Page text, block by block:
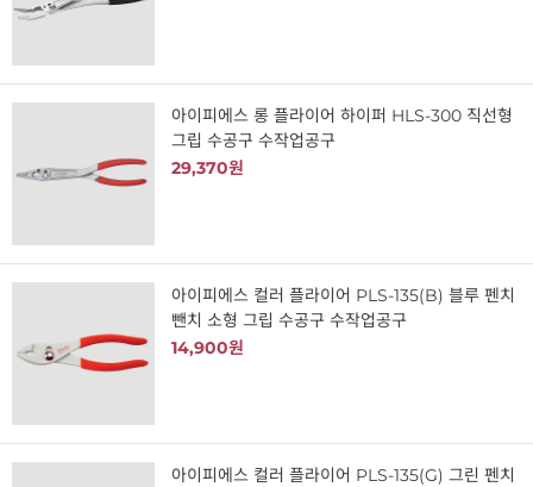
아이피에스 롱 플라이어 하이퍼 HLS-300 직선형
그립 수공구 수작업공구
29,370원
아이피에스 컬러 플라이어 PLS-135(B) 블루 펜치
뺀치 소형 그립 수공구 수작업공구
14,900원
아이피에스 컬러 플라이어 PLS-135(G) 그린 펜치